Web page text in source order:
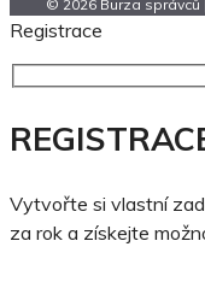
© 2026 Burza
Registrace
Vytvořte si vlastní
za rok a získejte